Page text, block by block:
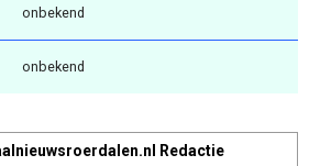
onbekend
onbekend
Redactie